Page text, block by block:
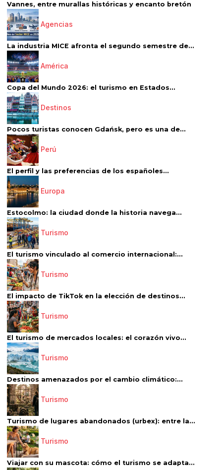
Vannes, entre murallas históricas y encanto bretón
Agencias
La industria MICE afronta el segundo semestre de...
América
Copa del Mundo 2026: el turismo en Estados...
Destinos
Pocos turistas conocen Gdańsk, pero es una de...
Perú
El perfil y las preferencias de los españoles...
Europa
Estocolmo: la ciudad donde la historia navega...
Turismo
El turismo vinculado al comercio internacional:...
Turismo
El impacto de TikTok en la elección de destinos...
Turismo
El turismo de mercados locales: el corazón vivo...
Turismo
Destinos amenazados por el cambio climático:...
Turismo
Turismo de lugares abandonados (urbex): entre la...
Turismo
Viajar con su mascota: cómo el turismo se adapta...